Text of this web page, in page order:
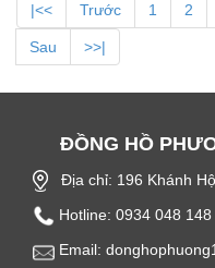
|<< Trước 1 2
Sau >>|
ĐỒNG HỒ
Địa chỉ: 196 Khánh
Hotline: 0934 048
Email: